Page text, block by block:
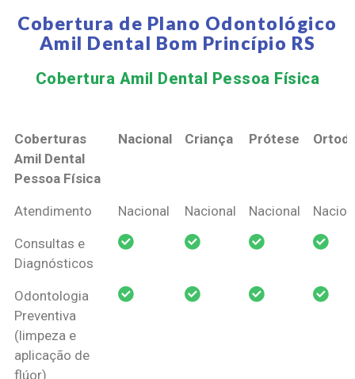
Cobertura de Plano Odontológico
Amil Dental Bom Princípio RS
Cobertura Amil Dental Pessoa Física​
Coberturas
Amil Dental
Pessoa Física
Nacional Criança Prótese
Coberturas
Pessoa Física
Nacional Criança Prótese
Atendimento Nacional Nacional Nacional
Consultas e
Diagnósticos
Odontologia
Preventiva
(limpeza e
aplicação de
flúor)